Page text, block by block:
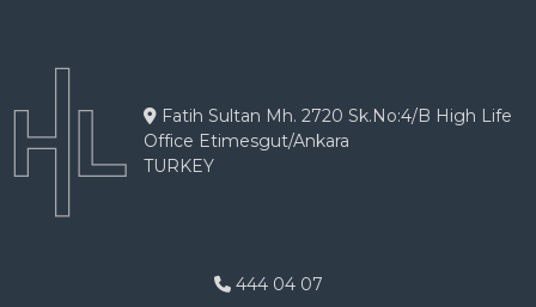
Fatih Sultan Mh. 2720 Sk.No:4/B High Life
Office Etimesgut/Ankara
TURKEY
444 04 07